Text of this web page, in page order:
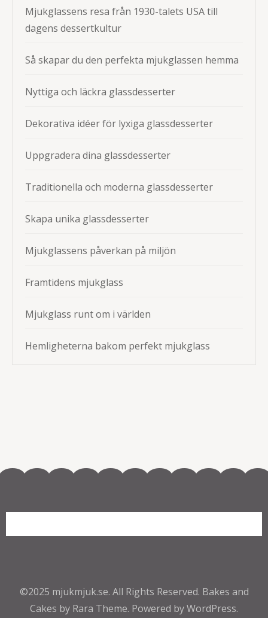
Mjukglassens resa från 1930-talets USA till
dagens dessertkultur
Så skapar du den perfekta mjukglassen hemma
Nyttiga och läckra glassdesserter
Dekorativa idéer för lyxiga glassdesserter
Uppgradera dina glassdesserter
Traditionella och moderna glassdesserter
Skapa unika glassdesserter
Mjukglassens påverkan på miljön
Framtidens mjukglass
Mjukglass runt om i världen
Hemligheterna bakom perfekt mjukglass
©2025 mjukmjuk.se. All Rights Reserved. Bakes and
Cakes by Rara Theme. Powered byWordPress.